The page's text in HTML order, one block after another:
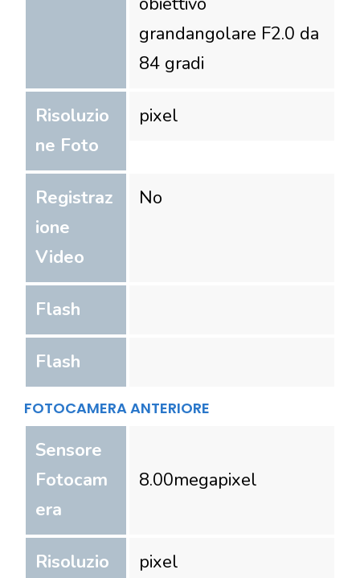
grandangolare F2.0 da
84 gradi
Risoluzio
ne Foto
pixel
Registraz
ione
Video
No
Flash
Flash
FOTOCAMERA ANTERIORE
Sensore
Fotocam
era
8.00megapixel
Risoluzio
pixel